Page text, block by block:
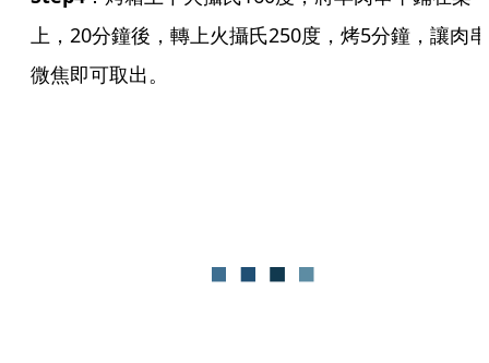
上，20分鐘後，轉上火攝氏250度，烤5分鐘，讓肉串
微焦即可取出。